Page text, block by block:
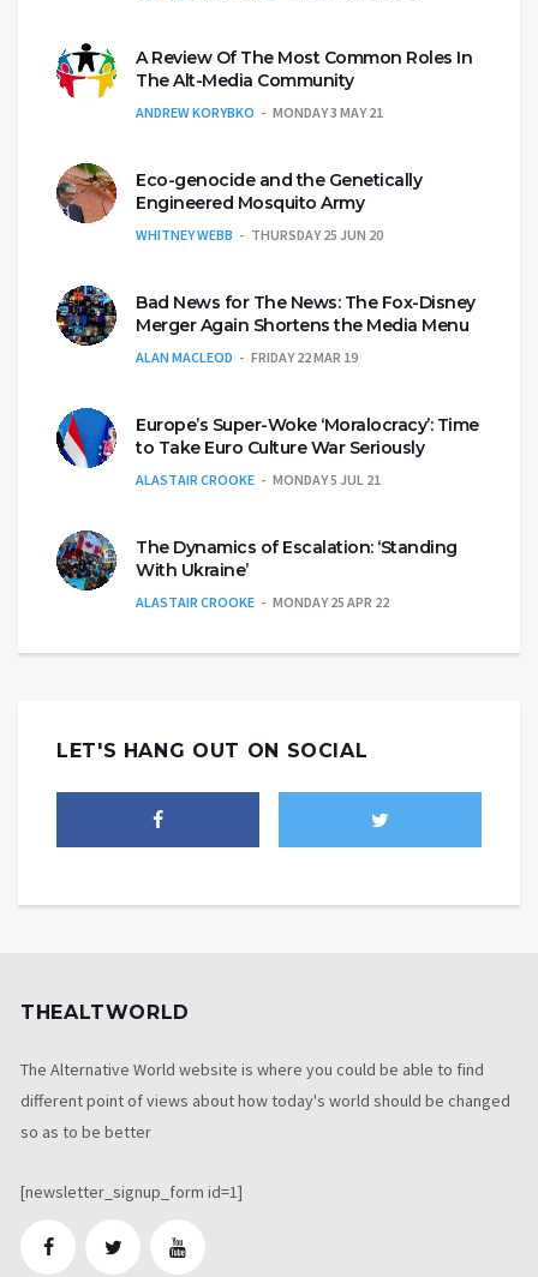
A Review Of The Most Common Roles In
The Alt-Media Community
ANDREW KORYBKO MONDAY 3 MAY 21
Eco-genocide and the Genetically
Engineered Mosquito Army
WHITNEY WEBB THURSDAY 25 JUN 20
Bad News for The News: The Fox-Disney
Merger Again Shortens the Media Menu
ALAN MACLEOD FRIDAY 22 MAR 19
Europe’s Super-Woke ‘Moralocracy’: Time
to Take Euro Culture War Seriously
ALASTAIR CROOKE MONDAY 5 JUL 21
The Dynamics of Escalation: ‘Standing
With Ukraine’
ALASTAIR CROOKE MONDAY 25 APR 22
LET'S HANG OUT ON SOCIAL
THEALTWORLD
The Alternative World website is where you could be able to find
different point of views about how today's world should be changed
so as to be better
[newsletter_signup_form id=1]